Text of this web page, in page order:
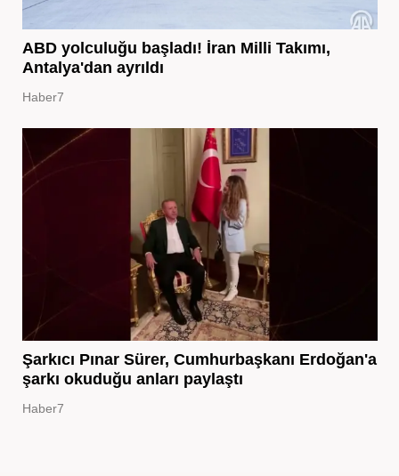
ABD yolculuğu başladı! İran Milli Takımı,
Antalya'dan ayrıldı
Haber7
Şarkıcı Pınar Sürer, Cumhurbaşkanı Erdoğan'a
şarkı okuduğu anları paylaştı
Haber7